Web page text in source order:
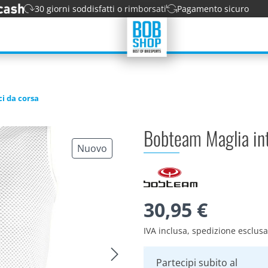
30 giorni soddisfatti o rimborsati Pagamento sicuro
da corsa
Nuovo Bobteam Maglia
30,95 €
IVA inclusa, spedizione esclusa
Partecipi subito al